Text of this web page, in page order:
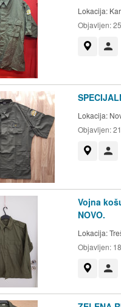
Lokacija:
Objavljen:
Lokacija:
Objavljen:
Vojna
NOVO.
Lokacija:
Objavljen: